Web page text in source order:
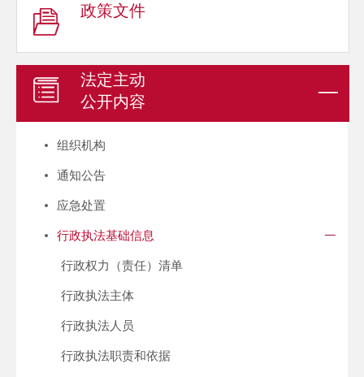
政策文件
法定主动
公开内容
组织机构
通知公告
应急处置
行政执法基础信息
行政权力（责任）清单
行政执法主体
行政执法人员
行政执法职责和依据